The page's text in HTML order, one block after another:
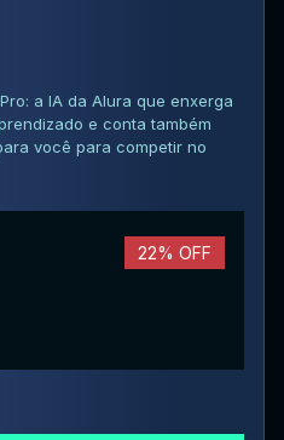
a IA da Alura que enxerga
e conta também
você para competir no
22% OFF